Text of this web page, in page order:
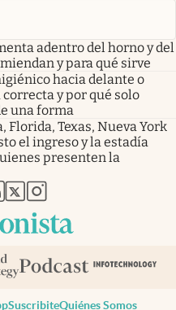
adentro del horno y del
y para qué sirve
hacia delante o
y por qué solo
una forma
Texas, Nueva York
el ingreso y la estadía
presenten la
nueva pestaña
en nueva pestaña
abre en nueva pestaña
abre en nueva pestaña
abre en nueva pestaña
SuscribiteQuiénes Somos